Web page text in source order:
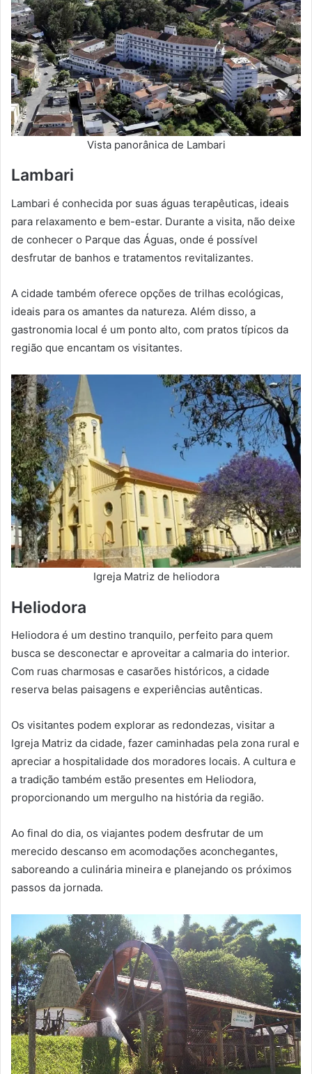
Vista panorânica de Lambari
Lambari
Lambari é conhecida por suas águas terapêuticas, ideais
para relaxamento e bem-estar. Durante a visita, não deixe
de conhecer o Parque das Águas, onde é possível
desfrutar de banhos e tratamentos revitalizantes.
A cidade também oferece opções de trilhas ecológicas,
ideais para os amantes da natureza. Além disso, a
gastronomia local é um ponto alto, com pratos típicos da
região que encantam os visitantes.
Igreja Matriz de heliodora
Heliodora
Heliodora é um destino tranquilo, perfeito para quem
busca se desconectar e aproveitar a calmaria do interior.
Com ruas charmosas e casarões históricos, a cidade
reserva belas paisagens e experiências autênticas.
Os visitantes podem explorar as redondezas, visitar a
Igreja Matriz da cidade, fazer caminhadas pela zona rural e
apreciar a hospitalidade dos moradores locais. A cultura e
a tradição também estão presentes em Heliodora,
proporcionando um mergulho na história da região.
Ao final do dia, os viajantes podem desfrutar de um
merecido descanso em acomodações aconchegantes,
saboreando a culinária mineira e planejando os próximos
passos da jornada.